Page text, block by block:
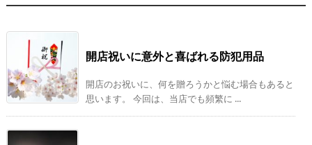
開店祝いに意外と喜ばれる防犯用品
開店のお祝いに、何を贈ろうかと悩む場合もあると
思います。 今回は、当店でも頻繁に ...